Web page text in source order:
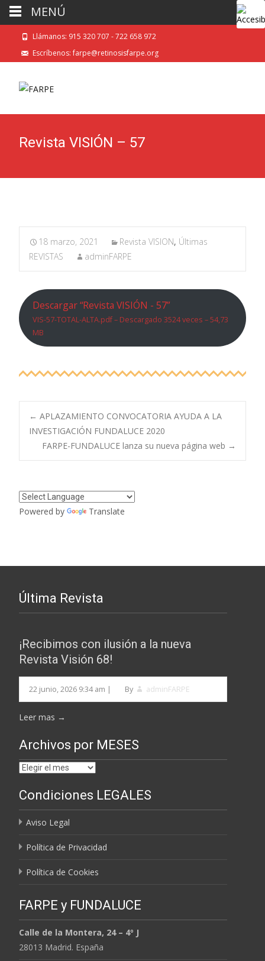
Llámanos: 915 320 707 - 722 658 972
Escríbenos: farpe@retinosisfarpe.org
Revista VISIÓN – 57
18 marzo, 2021 Revista VISION, Últimas
REVISTAS
adminFARPE
Descargar “Revista VISIÓN - 57”
VIS-57-TOTAL-ALTA.pdf – Descargado 3524 veces – 54,73
MB
Navegación
de
entradas
← APLAZAMIENTO CONVOCATORIA AYUDA A LA
INVESTIGACIÓN FUNDALUCE 2020
FARPE-FUNDALUCE lanza su nueva página web →
Powered by Translate
Última Revista
¡Recibimos con ilusión a la nueva
Revista Visión 68!
22 junio, 2026 9:34 am | By adminFARPE
Leer mas →
Archivos por MESES
Archivos
MESES
Condiciones LEGALES
Aviso Legal
Política de Privacidad
Política de Cookies
FARPE y FUNDALUCE
Calle de la Montera, 24 – 4º J
28013 Madrid. España
MENÚ